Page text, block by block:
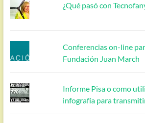
¿Qué pasó con
Conferencias on-line
Fundación Juan March
Informe Pisa o como
infografía para